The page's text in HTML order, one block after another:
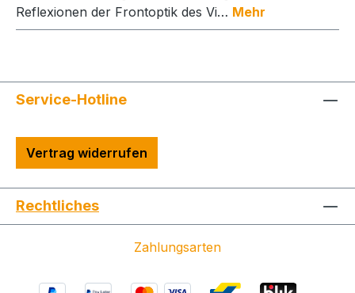
Reflexionen der Frontoptik des Vi… Mehr
Service-Hotline
Vertrag widerrufen
Rechtliches
Zahlungsarten